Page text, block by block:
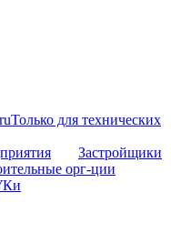
Только для технических
Застройщики
орг-ции